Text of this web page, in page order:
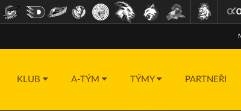
KLUB A-TÝM TÝMY PARTNEŘI